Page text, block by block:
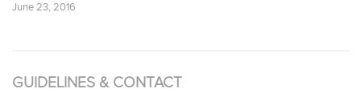
June 23, 2016
GUIDELINES & CONTACT